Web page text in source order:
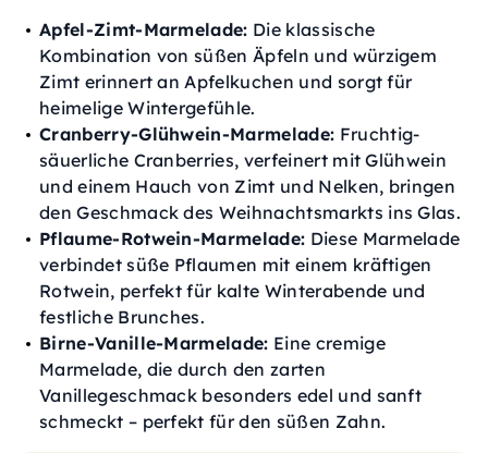
Apfel-Zimt-Marmelade: Die klassische
Kombination von süßen Äpfeln und würzigem
Zimt erinnert an Apfelkuchen und sorgt für
heimelige Wintergefühle.
Cranberry-Glühwein-Marmelade: Fruchtig-
säuerliche Cranberries, verfeinert mit Glühwein
und einem Hauch von Zimt und Nelken, bringen
den Geschmack des Weihnachtsmarkts ins Glas.
Pflaume-Rotwein-Marmelade: Diese Marmelade
verbindet süße Pflaumen mit einem kräftigen
Rotwein, perfekt für kalte Winterabende und
festliche Brunches.
Birne-Vanille-Marmelade: Eine cremige
Marmelade, die durch den zarten
Vanillegeschmack besonders edel und sanft
schmeckt – perfekt für den süßen Zahn.